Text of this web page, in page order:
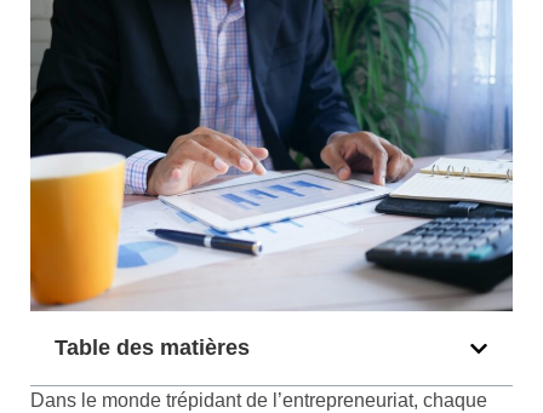
Table des matières
Dans le monde trépidant de l’entrepreneuriat, chaque